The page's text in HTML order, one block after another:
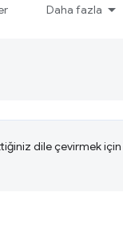
Daha fazla
dile çevirmek